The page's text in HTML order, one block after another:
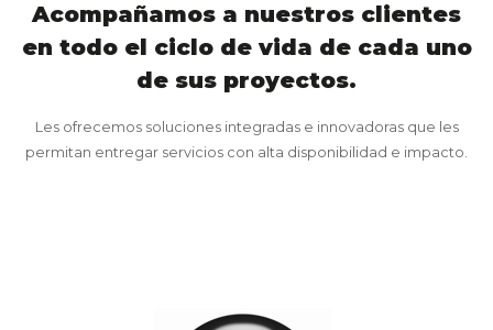
Acompañamos a nuestros clientes
en todo el ciclo de vida de cada uno
de sus proyectos.
Les ofrecemos soluciones integradas e innovadoras que les
permitan entregar servicios con alta disponibilidad e impacto.